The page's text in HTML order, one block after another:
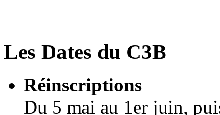
Les Dates du C3B
Réinscriptions
Du 5 mai au 1er juin,